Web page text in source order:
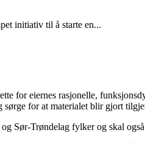
initiativ til å starte en...
for eiernes rasjonelle,
sørge for at materialet blir gjort
Sør-Trøndelag fylker og skal